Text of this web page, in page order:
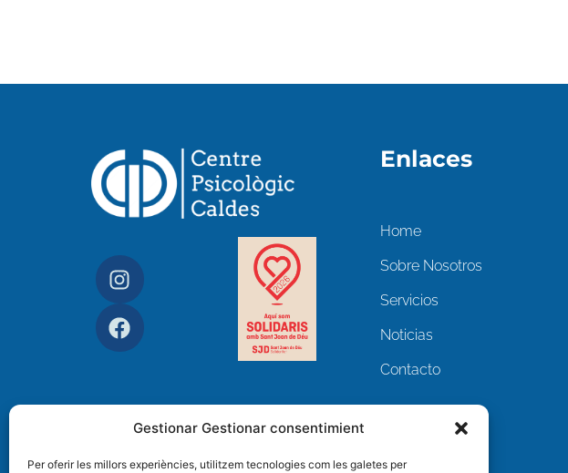
Gestionar Gestionar consentimient
Per oferir les millors experiències, utilitzem tecnologies com les galetes per
Enlaces
Home
Sobre Nosotros
Servicios
Noticias
Contacto